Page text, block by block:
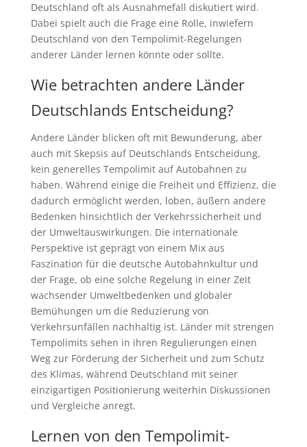
Deutschland oft als Ausnahmefall diskutiert wird.
Dabei spielt auch die Frage eine Rolle, inwiefern
Deutschland von den Tempolimit-Regelungen
anderer Länder lernen könnte oder sollte.
Wie betrachten andere Länder
Deutschlands Entscheidung?
Andere Länder blicken oft mit Bewunderung, aber
auch mit Skepsis auf Deutschlands Entscheidung,
kein generelles Tempolimit auf Autobahnen zu
haben. Während einige die Freiheit und Effizienz, die
dadurch ermöglicht werden, loben, äußern andere
Bedenken hinsichtlich der Verkehrssicherheit und
der Umweltauswirkungen. Die internationale
Perspektive ist geprägt von einem Mix aus
Faszination für die deutsche Autobahnkultur und
der Frage, ob eine solche Regelung in einer Zeit
wachsender Umweltbedenken und globaler
Bemühungen um die Reduzierung von
Verkehrsunfällen nachhaltig ist. Länder mit strengen
Tempolimits sehen in ihren Regulierungen einen
Weg zur Förderung der Sicherheit und zum Schutz
des Klimas, während Deutschland mit seiner
einzigartigen Positionierung weiterhin Diskussionen
und Vergleiche anregt.
Lernen von den Tempolimit-